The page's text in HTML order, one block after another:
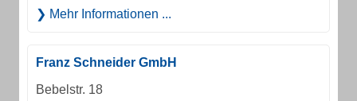
Mehr Informationen ...
Franz Schneider GmbH
Bebelstr. 18